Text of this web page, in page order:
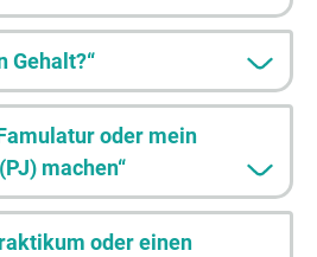
Gehalt?“
oder mein
machen“
oder einen